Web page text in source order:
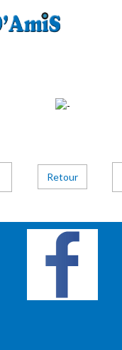
Retour